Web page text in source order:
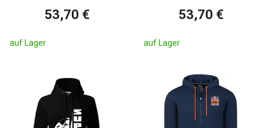
53,70 €
auf Lager
53,70 €
auf Lager